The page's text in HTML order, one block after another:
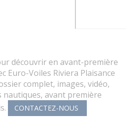
découvrir en avant-première
Euro-Voiles Riviera Plaisance
complet, images, vidéo,
nautiques, avant première
CONTACTEZ-NOUS